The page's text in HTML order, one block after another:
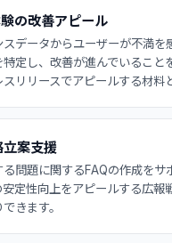
の改善アピール
スデータからユーザーが不満を
定し、改善が進んでいること
リリースでアピールする材料
案支援
問題に関するFAQの作成をサ
安定性向上をアピールする広報
きます。